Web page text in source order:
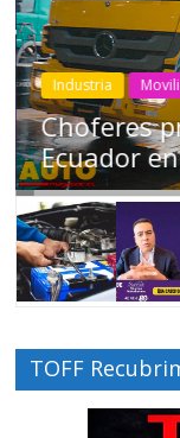
Industria
Choferes
Ecuador
TOFF